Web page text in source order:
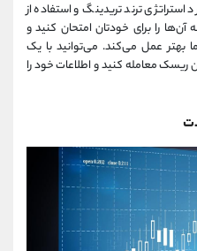
استراتژی ترند تریدینگ و استفاده از
آن‌ها را برای خودتان امتحان کنید و
بهتر عمل می‌کند. می‌توانید با یک
معامله کنید و اطلاعات خود را